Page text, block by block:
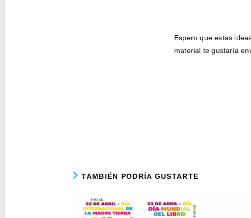
Espero que estas
material te gustaría
TAMBIÉN PODRÍA GUSTARTE